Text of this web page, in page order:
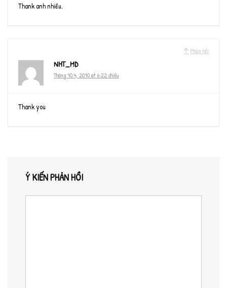
Thank anh nhiều.
Phản hồi
NHT_MD
Tháng 10 4, 2010 at 6:22 chiều
Thank you
Ý KIẾN PHẢN HỒI